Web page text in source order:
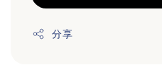
分享